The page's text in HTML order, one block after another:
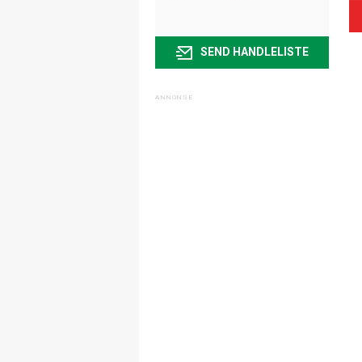
SEND HANDLELISTE